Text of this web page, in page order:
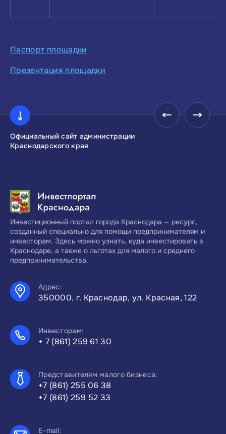
Паспорт площадки
Презентация площадки
Официальный сайт администрации
Краснодарского края
Инвестиционный портал города Краснодара — ресурс,
созданный специально для помощи предпринимателям и
инвесторам. Здесь можно узнать, куда инвестировать в
Краснодаре, а также о льготах для малого и среднего
предпринимательства.
Адрес:
350000, г. Краснодар, ул. Красная, 122
Инвесторам:
+ 7 (861) 259 61 30
Представителям малого бизнеса:
+7 (861) 255 06 38
+7 (861) 259 52 33
E-mail: